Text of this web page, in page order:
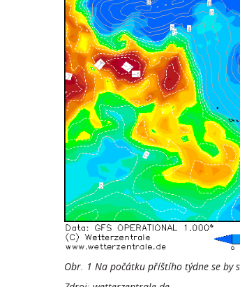
Obr. 1 Na počátku příštího týdne se by